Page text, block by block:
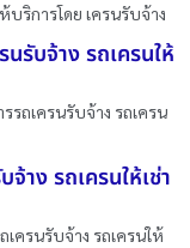
ริการโดย เครนรับจ้าง
รับจ้าง รถเครนให้
รถเครนรับจ้าง รถเครน
าง รถเครนให้เช่า
ครนรับจ้าง รถเครนให้